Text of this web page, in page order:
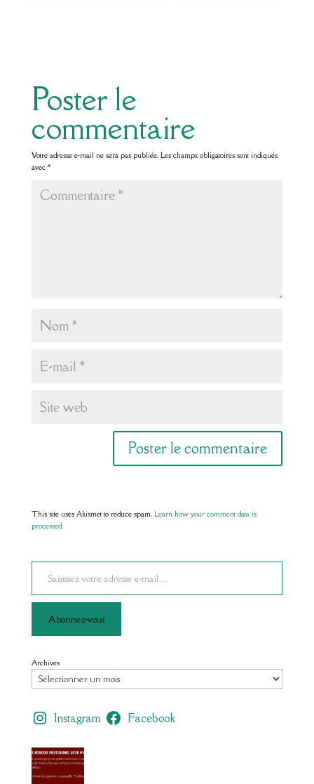
Poster le
commentaire
Votre adresse e-mail ne sera pas publiée. Les champs obligatoires sont indiqués
avec *
This site uses Akismet to reduce spam. Learn how your comment data is
processed.
Saisissez votre adresse e-mail…
Abonnez-vous
Archives
Instagram Facebook